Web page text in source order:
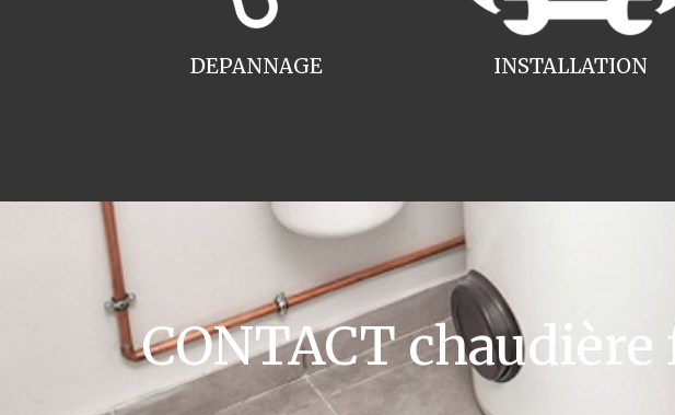
INSTALLATION
DEPANNAGE
CONTACT